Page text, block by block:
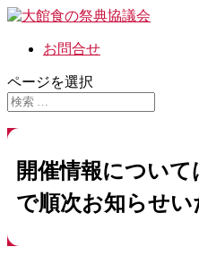
お問合せ
ページを選択
開催情報につい
で順次お知らせい